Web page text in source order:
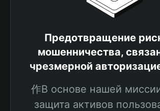
Предотвращение
мошенничества,
чрезмерной
作В основе нашей
защита активов